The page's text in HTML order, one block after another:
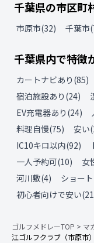
千葉県の市区町
市原市(32) 千葉市(
千葉県内で特徴
カートナビあり (85)
宿泊施設あり (24)
EV充電器あり (24)
料理自慢(75) 安い(
IC10キロ以内(92)
一人予約可(10) 女
河川敷(4) ショー
初心者向けで安い(21
ゴルフメドレーTOP > マ
江ゴルフクラブ（市原市）